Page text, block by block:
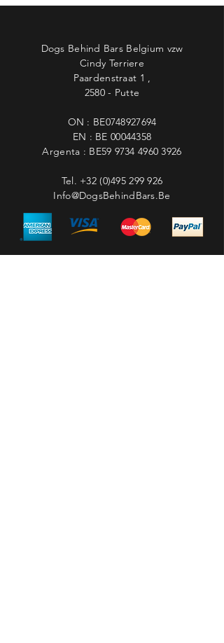
Dogs Behind Bars Belgium vzw
Cindy Terriere
Paardenstraat 1 ,
2580 - Putte
ON : BE0748927694
EN : BE 00044358
Argenta : BE59 9734 4960 3926
Tel. +32 (0)495 299 926
Info@DogsBehindBars.Be